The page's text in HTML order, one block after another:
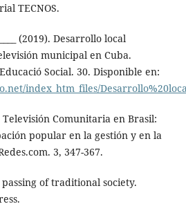
TECNOS.
(2019). Desarrollo local
municipal en Cuba.
Social. 30. Disponible en:
index_htm_files/
Comunitaria en Brasil:
popular en la gestión y en la
3, 347-367.
of traditional society.